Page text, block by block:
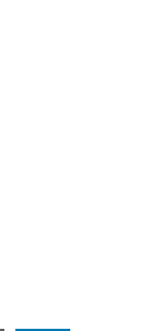
mare